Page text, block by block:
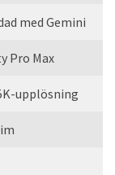
med Gemini
Pro Max
upplösning